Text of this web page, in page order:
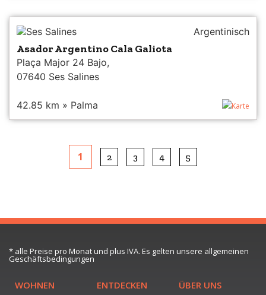
Ses Salines Argentinisch
Asador Argentino Cala Galiota
Plaça Major 24 Bajo,
07640 Ses Salines
42.85 km » Palma Karte
1 2 3 4 5
* alle Preise pro Monat und plus IVA. Es gelten unsere allgemeinen
Geschäftsbedingungen
WOHNEN ENTDECKEN ÜBER UNS